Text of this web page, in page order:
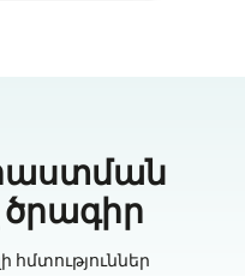
հմտություններ